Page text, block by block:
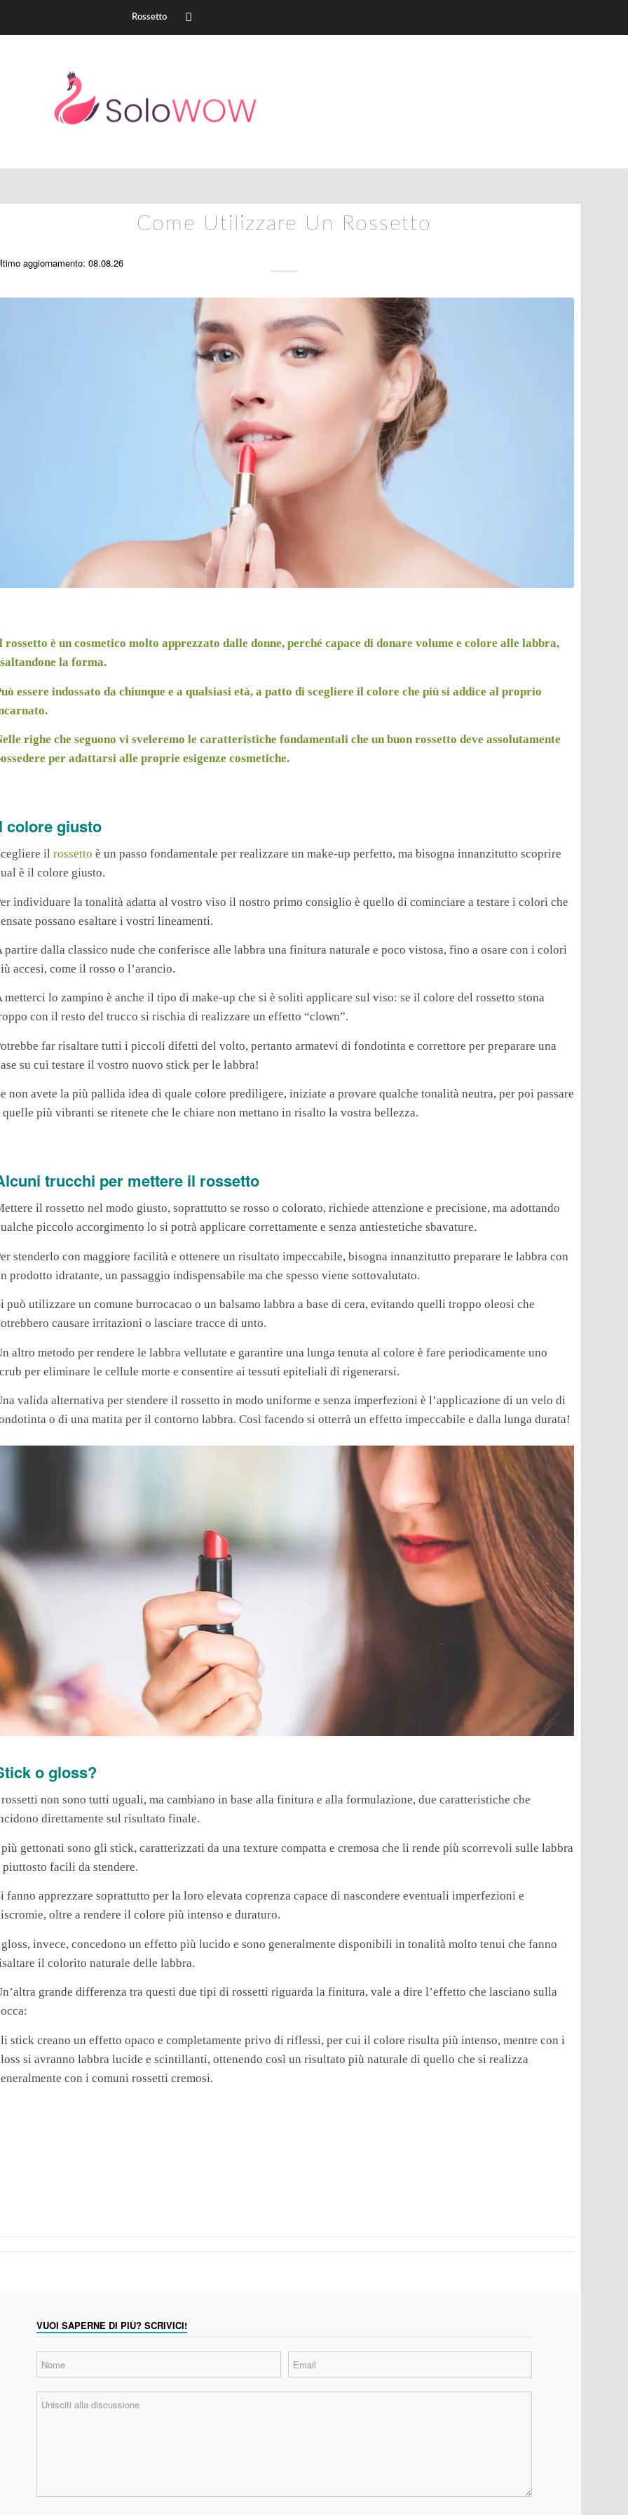
Rossetto
Come Utilizzare Un Rossetto
aggiornamento: 08.08.26
rossetto è un cosmetico molto apprezzato dalle donne, perché capace di donare volume e colore alle labbra,
la forma.
essere indossato da chiunque e a qualsiasi età, a patto di scegliere il colore che più si addice al proprio
righe che seguono vi sveleremo le caratteristiche fondamentali che un buon rossetto deve assolutamente
per adattarsi alle proprie esigenze cosmetiche.
colore giusto
il rossetto è un passo fondamentale per realizzare un make-up perfetto, ma bisogna innanzitutto scoprire
è il colore giusto.
individuare la tonalità adatta al vostro viso il nostro primo consiglio è quello di cominciare a testare i colori che
possano esaltare i vostri lineamenti.
partire dalla classico nude che conferisce alle labbra una finitura naturale e poco vistosa, fino a osare con i colori
accesi, come il rosso o l’arancio.
metterci lo zampino è anche il tipo di make-up che si è soliti applicare sul viso: se il colore del rossetto stona
con il resto del trucco si rischia di realizzare un effetto “clown”.
far risaltare tutti i piccoli difetti del volto, pertanto armatevi di fondotinta e correttore per preparare una
su cui testare il vostro nuovo stick per le labbra!
non avete la più pallida idea di quale colore prediligere, iniziate a provare qualche tonalità neutra, per poi passare
quelle più vibranti se ritenete che le chiare non mettano in risalto la vostra bellezza.
trucchi per mettere il rossetto
il rossetto nel modo giusto, soprattutto se rosso o colorato, richiede attenzione e precisione, ma adottando
piccolo accorgimento lo si potrà applicare correttamente e senza antiestetiche sbavature.
stenderlo con maggiore facilità e ottenere un risultato impeccabile, bisogna innanzitutto preparare le labbra con
prodotto idratante, un passaggio indispensabile ma che spesso viene sottovalutato.
può utilizzare un comune burrocacao o un balsamo labbra a base di cera, evitando quelli troppo oleosi che
causare irritazioni o lasciare tracce di unto.
altro metodo per rendere le labbra vellutate e garantire una lunga tenuta al colore è fare periodicamente uno
per eliminare le cellule morte e consentire ai tessuti epiteliali di rigenerarsi.
valida alternativa per stendere il rossetto in modo uniforme e senza imperfezioni è l’applicazione di un velo di
o di una matita per il contorno labbra. Così facendo si otterrà un effetto impeccabile e dalla lunga durata!
o gloss?
non sono tutti uguali, ma cambiano in base alla finitura e alla formulazione, due caratteristiche che
direttamente sul risultato finale.
gettonati sono gli stick, caratterizzati da una texture compatta e cremosa che li rende più scorrevoli sulle labbra
piuttosto facili da stendere.
fanno apprezzare soprattutto per la loro elevata coprenza capace di nascondere eventuali imperfezioni e
oltre a rendere il colore più intenso e duraturo.
invece, concedono un effetto più lucido e sono generalmente disponibili in tonalità molto tenui che fanno
il colorito naturale delle labbra.
grande differenza tra questi due tipi di rossetti riguarda la finitura, vale a dire l’effetto che lasciano sulla
stick creano un effetto opaco e completamente privo di riflessi, per cui il colore risulta più intenso, mentre con i
si avranno labbra lucide e scintillanti, ottenendo così un risultato più naturale di quello che si realizza
con i comuni rossetti cremosi.
VUOI SAPERNE DI PIÙ? SCRIVICI!